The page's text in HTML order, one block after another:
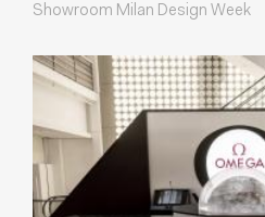
Showroom Milan Design Week